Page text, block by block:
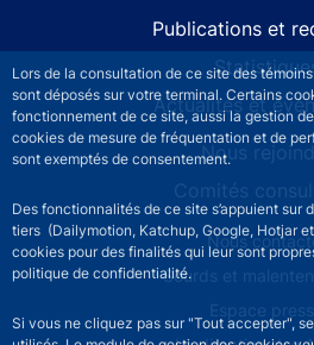
Lors de la consultation de ce site des
sont déposés sur votre terminal. Certains
fonctionnement de ce site, aussi la gestion
cookies de mesure de fréquentation et de
sont exemptés de consentement.
Des fonctionnalités de ce site s’appuient sur
tiers (Dailymotion, Katchup, Google, Hotjar
cookies pour des finalités qui leur sont
politique de confidentialité.
Si vous ne cliquez pas sur "Tout accepter",
Publications et
Actualités et
Nous
Comités
Footer secondary menu
Nous
Sourds et
Espace